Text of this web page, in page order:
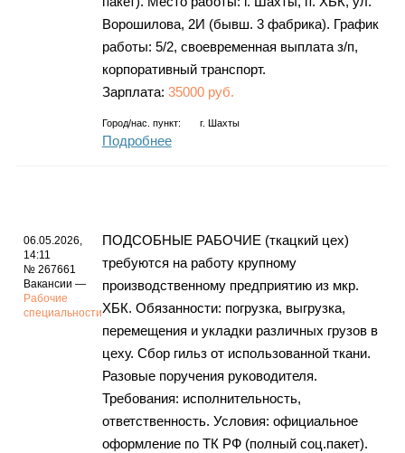
Ворошилова, 2И (бывш. 3 фабрика). График
работы: 5/2, своевременная выплата з/п,
корпоративный транспорт.
Зарплата: 35000 руб.
Город/нас. пункт: г. Шахты
Подробнее
06.05.2026,
14:11
№ 267661
Вакансии —
Рабочие
специальности
ПОДСОБНЫЕ РАБОЧИЕ (ткацкий цех)
требуются на работу крупному
производственному предприятию из мкр.
ХБК. Обязанности: погрузка, выгрузка,
перемещения и укладки различных грузов в
цеху. Сбор гильз от использованной ткани.
Разовые поручения руководителя.
Требования: исполнительность,
ответственность. Условия: официальное
оформление по ТК РФ (полный соц.пакет).